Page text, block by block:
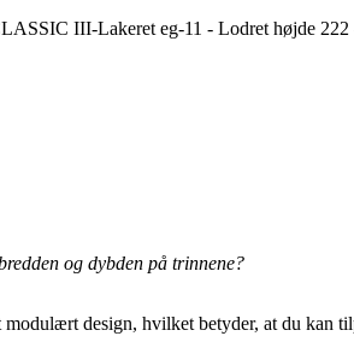
III-Lakeret eg-11 - Lodret højde 222
og dybden på trinnene?
design, hvilket betyder, at du kan